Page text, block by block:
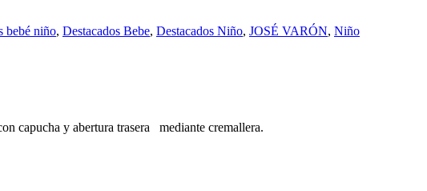
bebé niño, Destacados Bebe, Destacados Niño, JOSÉ VARÓN, Niño
y abertura trasera mediante cremallera.